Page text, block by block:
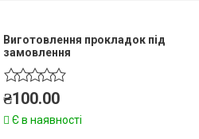
Виготовлення прокладок під
замовлення
₴100.00
Є в наявності